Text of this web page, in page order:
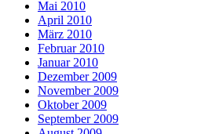
Mai 2010
April 2010
März 2010
Februar 2010
Januar 2010
Dezember 2009
November 2009
Oktober 2009
September 2009